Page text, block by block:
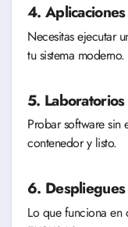
4.
Necesitas ejecutar
tu sistema moderno.
5.
Probar software sin
contenedor y listo.
6.
Lo que funciona